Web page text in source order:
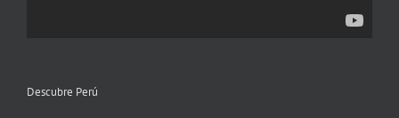
Descubre Perú